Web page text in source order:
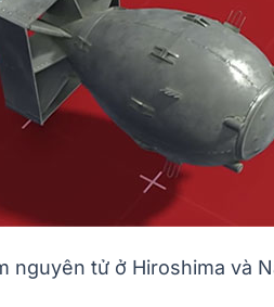
nguyên tử ở Hiroshima và